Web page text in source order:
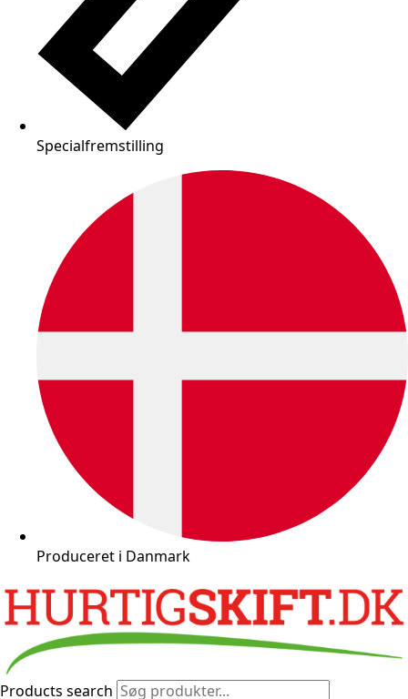
Specialfremstilling
Produceret i Danmark
Products search